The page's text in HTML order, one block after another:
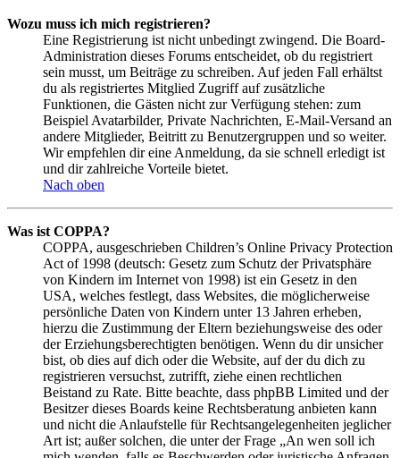
Wozu muss ich mich registrieren?
Eine Registrierung ist nicht unbedingt zwingend. Die Board-
Administration dieses Forums entscheidet, ob du registriert
sein musst, um Beiträge zu schreiben. Auf jeden Fall erhältst
du als registriertes Mitglied Zugriff auf zusätzliche
Funktionen, die Gästen nicht zur Verfügung stehen: zum
Beispiel Avatarbilder, Private Nachrichten, E-Mail-Versand an
andere Mitglieder, Beitritt zu Benutzergruppen und so weiter.
Wir empfehlen dir eine Anmeldung, da sie schnell erledigt ist
und dir zahlreiche Vorteile bietet.
Nach oben
Was ist COPPA?
COPPA, ausgeschrieben Children’s Online Privacy Protection
Act of 1998 (deutsch: Gesetz zum Schutz der Privatsphäre
von Kindern im Internet von 1998) ist ein Gesetz in den
USA, welches festlegt, dass Websites, die möglicherweise
persönliche Daten von Kindern unter 13 Jahren erheben,
hierzu die Zustimmung der Eltern beziehungsweise des oder
der Erziehungsberechtigten benötigen. Wenn du dir unsicher
bist, ob dies auf dich oder die Website, auf der du dich zu
registrieren versuchst, zutrifft, ziehe einen rechtlichen
Beistand zu Rate. Bitte beachte, dass phpBB Limited und der
Besitzer dieses Boards keine Rechtsberatung anbieten kann
und nicht die Anlaufstelle für Rechtsangelegenheiten jeglicher
Art ist; außer solchen, die unter der Frage „An wen soll ich